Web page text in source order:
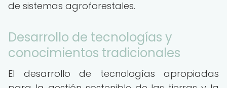
de sistemas agroforestales.
Desarrollo de tecnologías y
conocimientos tradicionales
El desarrollo de tecnologías apropiadas